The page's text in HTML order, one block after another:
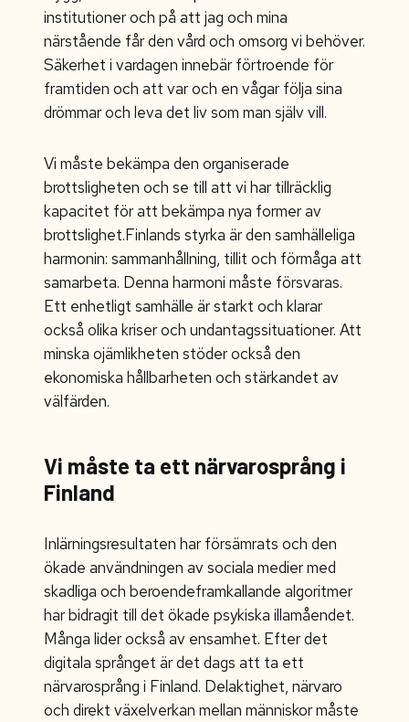
institutioner och på att jag och mina
närstående får den vård och omsorg vi behöver.
Säkerhet i vardagen innebär förtroende för
framtiden och att var och en vågar följa sina
drömmar och leva det liv som man själv vill.
Vi måste bekämpa den organiserade
brottsligheten och se till att vi har tillräcklig
kapacitet för att bekämpa nya former av
brottslighet.Finlands styrka är den samhälleliga
harmonin: sammanhållning, tillit och förmåga att
samarbeta. Denna harmoni måste försvaras.
Ett enhetligt samhälle är starkt och klarar
också olika kriser och undantagssituationer. Att
minska ojämlikheten stöder också den
ekonomiska hållbarheten och stärkandet av
välfärden.
Vi måste ta ett närvarosprång i
Finland
Inlärningsresultaten har försämrats och den
ökade användningen av sociala medier med
skadliga och beroendeframkallande algoritmer
har bidragit till det ökade psykiska illamåendet.
Många lider också av ensamhet. Efter det
digitala språnget är det dags att ta ett
närvarosprång i Finland. Delaktighet, närvaro
och direkt växelverkan mellan människor måste